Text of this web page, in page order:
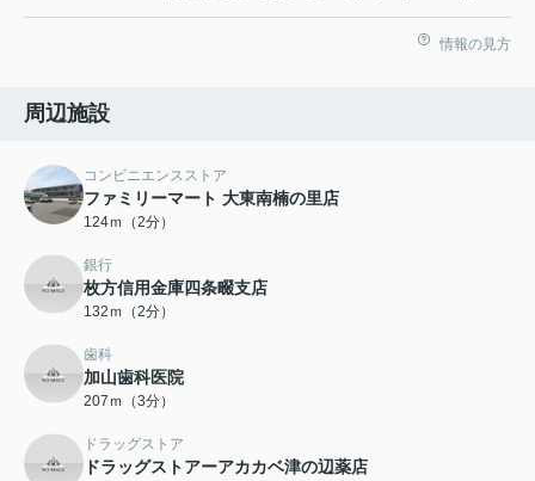
情報の見方
周辺施設
コンビニエンスストア
ファミリーマート 大東南楠の里店
124ｍ（2分）
銀行
枚方信用金庫四条畷支店
132ｍ（2分）
歯科
加山歯科医院
207ｍ（3分）
ドラッグストア
ドラッグストアーアカカベ津の辺薬店